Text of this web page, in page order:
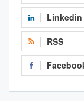
Linkedin
RSS